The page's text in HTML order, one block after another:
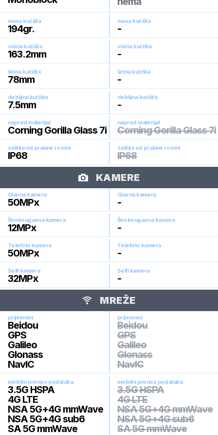
masa kućišta
194gr.
masa kućišta
-
visina kućišta
163.2mm
visina kućišta
-
širina kućišta
78mm
širina kućišta
-
debljina kućišta
7.5mm
debljina kućišta
-
napred materijal
Corning Gorilla Glass 7i
napred materijal
Corning Gorilla Glass 7i
zaštita od prašine i vode
IP68
zaštita od prašine i vode
IP68
KAMERE
Glavna kamera
50MPx
Glavna kamera
-
Širokougaona kamera
12MPx
Širokougaona kamera
-
Telefoto kamera
50MPx
Telefoto kamera
-
Selfi kamera
32MPx
Selfi kamera
-
MREŽE
prijemnici
Beidou
GPS
Galileo
Glonass
NavIC
prijemnici
Beidou
GPS
Galileo
Glonass
NavIC
mobilni prenos podataka
3.5G HSPA
4G LTE
NSA 5G+4G mmWave
NSA 5G+4G sub6
SA 5G mmWave
mobilni prenos podataka
3.5G HSPA
4G LTE
NSA 5G+4G mmWave
NSA 5G+4G sub6
SA 5G mmWave